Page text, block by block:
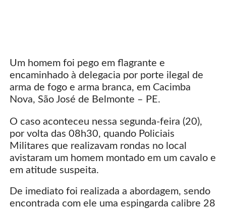
Um homem foi pego em flagrante e
encaminhado à delegacia por porte ilegal de
arma de fogo e arma branca, em Cacimba
Nova, São José de Belmonte – PE.
O caso aconteceu nessa segunda-feira (20),
por volta das 08h30, quando Policiais
Militares que realizavam rondas no local
avistaram um homem montado em um cavalo e
em atitude suspeita.
De imediato foi realizada a abordagem, sendo
encontrada com ele uma espingarda calibre 28